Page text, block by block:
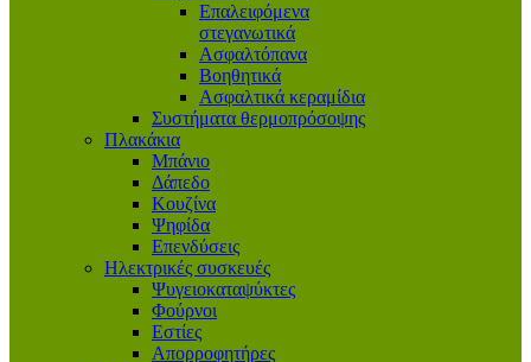
Επαλειφόμενα
στεγανωτικά
Ασφαλτόπανα
Βοηθητικά
Ασφαλτικά κεραμίδια
Συστήματα θερμοπρόσοψης
Πλακάκια
Μπάνιο
Δάπεδο
Κουζίνα
Ψηφίδα
Επενδύσεις
Ηλεκτρικές συσκευές
Ψυγειοκαταψύκτες
Φούρνοι
Εστίες
Απορροφητήρες